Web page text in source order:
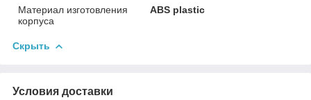
Материал изготовления
корпуса
ABS plastic
Скрыть
Условия доставки